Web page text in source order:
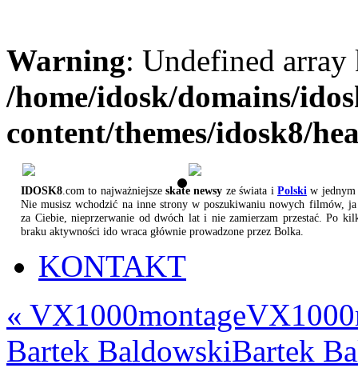
Warning: Undefined
/home/idosk/domains/
content/themes/idosk8/
IDOSK8 .com to najważniejszeskate newsy ze świata i Polski w jednym
Nie musisz wchodzić na inne strony w poszukiwaniu nowych filmów,
za Ciebie, nieprzerwanie od dwóch lat i nie zamierzam przestać. Po
braku aktywności ido wraca głównie prowadzone przez Bolka.
KONTAKT
« VX1000montage
Bartek BaldowskiBartek